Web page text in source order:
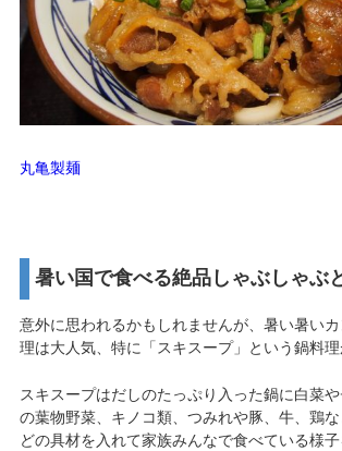
丸亀製麺
暑い国で食べる絶品しゃぶしゃぶ
意外に思われるかもしれませんが、暑い暑い
理は大人気、特に「スキスープ」という鍋料理
スキスープはだしのたっぷり入った鍋に白菜
の葉物野菜、キノコ類、つみれや豚、牛、鶏
どの具材を入れて家族みんなで食べている様